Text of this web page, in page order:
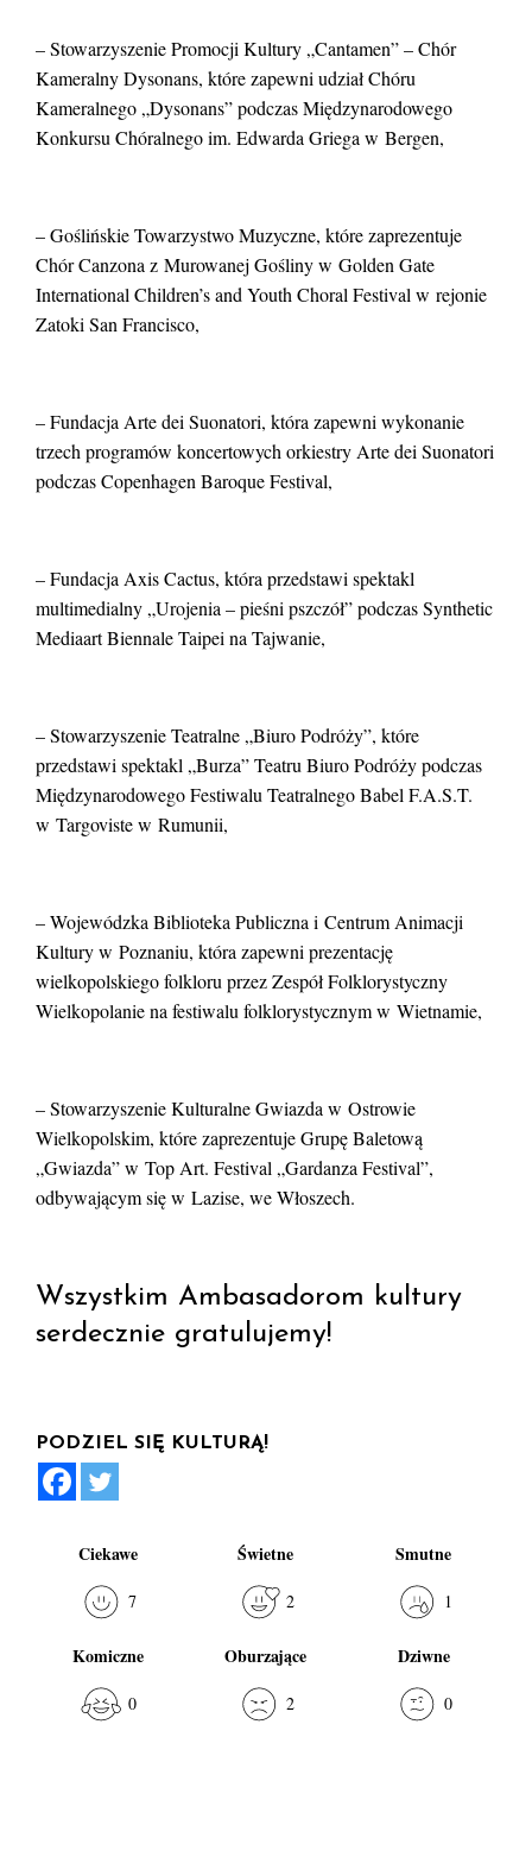
– Stowarzyszenie Promocji Kultury „Cantamen” – Chór
Kameralny Dysonans, które zapewni udział Chóru
Kameralnego „Dysonans” podczas Międzynarodowego
Konkursu Chóralnego im. Edwarda Griega w Bergen,
– Goślińskie Towarzystwo Muzyczne, które zaprezentuje
Chór Canzona z Murowanej Gośliny w Golden Gate
International Children’s and Youth Choral Festival w rejonie
Zatoki San Francisco,
– Fundacja Arte dei Suonatori, która zapewni wykonanie
trzech programów koncertowych orkiestry Arte dei Suonatori
podczas Copenhagen Baroque Festival,
– Fundacja Axis Cactus, która przedstawi spektakl
multimedialny „Urojenia – pieśni pszczół” podczas Synthetic
Mediaart Biennale Taipei na Tajwanie,
– Stowarzyszenie Teatralne „Biuro Podróży”, które
przedstawi spektakl „Burza” Teatru Biuro Podróży podczas
Międzynarodowego Festiwalu Teatralnego Babel F.A.S.T.
w Targoviste w Rumunii,
– Wojewódzka Biblioteka Publiczna i Centrum Animacji
Kultury w Poznaniu, która zapewni prezentację
wielkopolskiego folkloru przez Zespół Folklorystyczny
Wielkopolanie na festiwalu folklorystycznym w Wietnamie,
– Stowarzyszenie Kulturalne Gwiazda w Ostrowie
Wielkopolskim, które zaprezentuje Grupę Baletową
„Gwiazda” w Top Art. Festival „Gardanza Festival”,
odbywającym się w Lazise, we Włoszech.
Wszystkim Ambasadorom kultury
serdecznie gratulujemy!
PODZIEL SIĘ KULTURĄ!
Ciekawe
7
Świetne
2
Smutne
1
Komiczne
0
Oburzające
2
Dziwne
0